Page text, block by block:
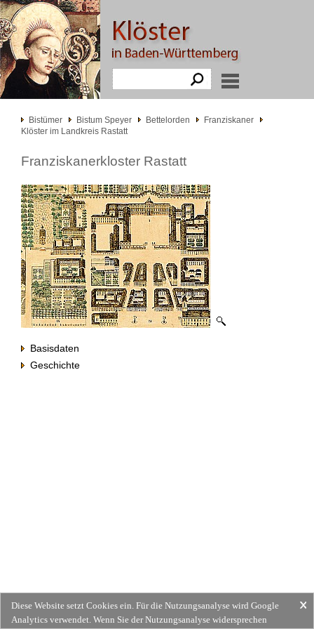
Bistümer Bistum Speyer Bettelorden
Franziskaner
Klöster im Landkreis Rastatt
Franziskanerkloster Rastatt
Basisdaten
Geschichte
Diese Website setzt Cookies ein. Für die Nutzungsanalyse wird Google
Analytics verwendet. Wenn Sie der Nutzungsanalyse widersprechen